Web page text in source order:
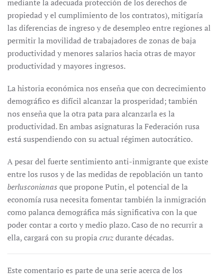
mediante la adecuada protección de los derechos de
propiedad y el cumplimiento de los contratos), mitigaría
las diferencias de ingreso y de desempleo entre regiones al
permitir la movilidad de trabajadores de zonas de baja
productividad y menores salarios hacia otras de mayor
productividad y mayores ingresos.
La historia económica nos enseña que con decrecimiento
demográfico es difícil alcanzar la prosperidad; también
nos enseña que la otra pata para alcanzarla es la
productividad. En ambas asignaturas la Federación rusa
está suspendiendo con su actual régimen autocrático.
A pesar del fuerte sentimiento anti-inmigrante que existe
entre los rusos y de las medidas de repoblación un tanto
berlusconianas que propone Putin, el potencial de la
economía rusa necesita fomentar también la inmigración
como palanca demográfica más significativa con la que
poder contar a corto y medio plazo. Caso de no recurrir a
ella, cargará con su propiacruzdurante décadas.
Este comentario es parte de una serie acerca de los